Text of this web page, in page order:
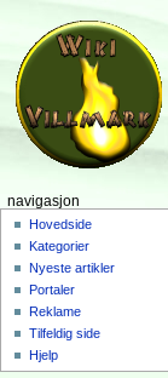
navigasjon
Hovedside
Kategorier
Nyeste artikler
Portaler
Reklame
Tilfeldig side
Hjelp